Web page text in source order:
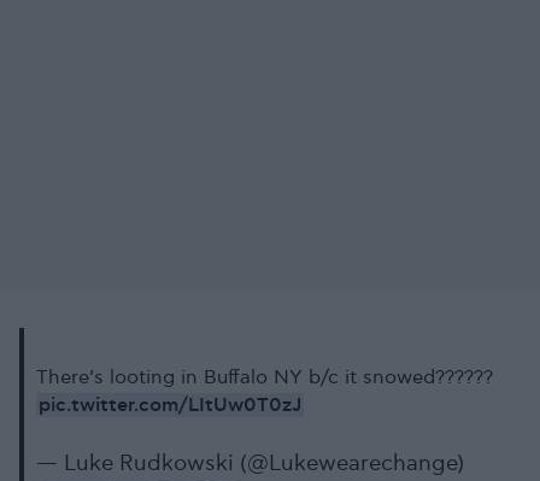
There’s looting in Buffalo NY b/c it snowed??????
pic.twitter.com/LItUw0T0zJ
— Luke Rudkowski (@Lukewearechange)